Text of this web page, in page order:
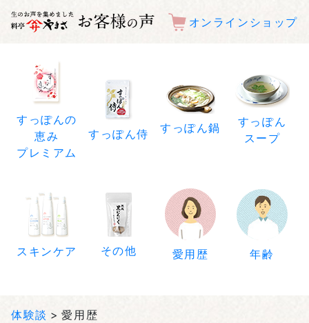
オンラインショップ
すっぽんの
恵み
プレミアム
すっぽん侍 すっぽん鍋
すっぽん
スープ
スキンケア その他 愛用歴 年齢
体験談 愛用歴